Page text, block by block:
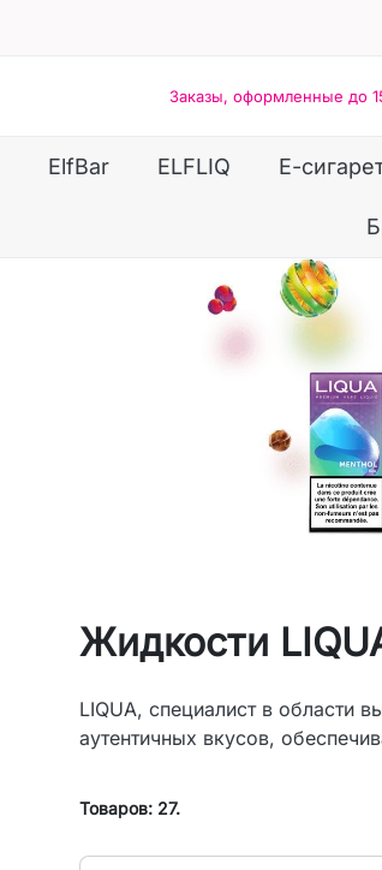
Заказы, оформленные до
ElfBar ELFLIQ Е-
Жидкости
LIQUA, специалист в области
аутентичных вкусов,
Товаров: 27.